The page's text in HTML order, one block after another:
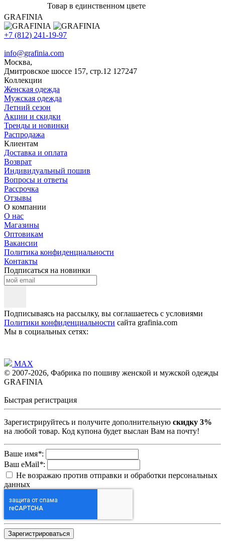
Товар в единственном цвете
GRAFINIA
+7 (812) 241-19-97
info@grafinia.com
Москва,
Дмитровское шоссе 157, стр.12 127247
Коллекции
Женская одежда
Мужская одежда
Летний сезон
Акции и скидки
Тренды и новинки
Распродажа
Клиентам
Доставка и оплата
Возврат
Индивидуальный пошив
Вопросы и ответы
Рассрочка
Отзывы
О компании
О нас
Магазины
Оптовикам
Вакансии
Политика конфиденциальности
Контакты
Подписаться на новинки
Подписываясь на рассылку, вы соглашаетесь с условиями
Политики конфиденциальности сайта grafinia.com
Мы в социальных сетях:
MAX
© 2007-2026, Фабрика по пошиву женской и мужской одежды
GRAFINIA
Быстрая регистрация
Зарегистрируйтесь и получите дополнительную скидку 3%
на любой товар. Код купона будет выслан Вам на почту!
Ваше имя*:
Ваш eMail*:
Не возражаю против отправки и обработки персональных
данных